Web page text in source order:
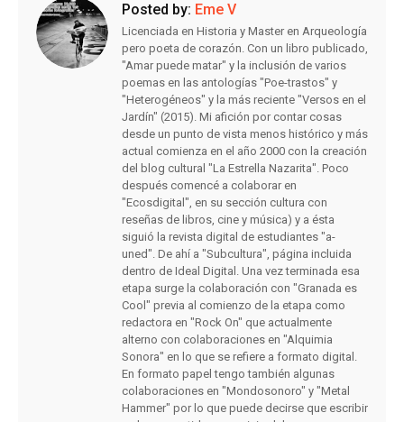
Posted by: Eme V
Licenciada en Historia y Master en Arqueología
pero poeta de corazón. Con un libro publicado,
"Amar puede matar" y la inclusión de varios
poemas en las antologías "Poe-trastos" y
"Heterogéneos" y la más reciente "Versos en el
Jardín" (2015). Mi afición por contar cosas
desde un punto de vista menos histórico y más
actual comienza en el año 2000 con la creación
del blog cultural "La Estrella Nazarita". Poco
después comencé a colaborar en
"Ecosdigital", en su sección cultura con
reseñas de libros, cine y música) y a ésta
siguió la revista digital de estudiantes "a-
uned". De ahí a "Subcultura", página incluida
dentro de Ideal Digital. Una vez terminada esa
etapa surge la colaboración con "Granada es
Cool" previa al comienzo de la etapa como
redactora en "Rock On" que actualmente
alterno con colaboraciones en "Alquimia
Sonora" en lo que se refiere a formato digital.
En formato papel tengo también algunas
colaboraciones en "Mondosonoro" y "Metal
Hammer" por lo que puede decirse que escribir